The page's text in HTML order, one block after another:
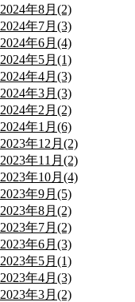
2024年8月(2)
2024年7月(3)
2024年6月(4)
2024年5月(1)
2024年4月(3)
2024年3月(3)
2024年2月(2)
2024年1月(6)
2023年12月(2)
2023年11月(2)
2023年10月(4)
2023年9月(5)
2023年8月(2)
2023年7月(2)
2023年6月(3)
2023年5月(1)
2023年4月(3)
2023年3月(2)